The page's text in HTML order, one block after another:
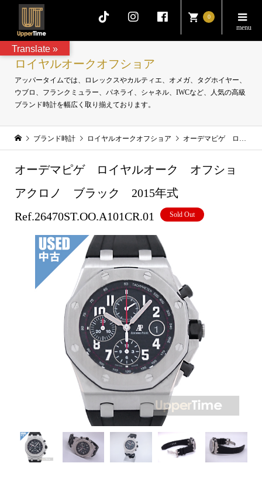
0
ロイヤルオークオフショア
アッパータイムでは、ロレックスやカルティエ、オメガ、タグホイヤー、
ウブロ、フランクミュラー、パネライ、シャネル、IWCなど、人気の高級
ブランド時計を幅広く取り揃えております。
ブランド時計 ロイヤルオークオフショア オーデマピゲ ロイヤルオーク オフショアクロノ ブラック 2015年式 Ref.26470ST.OO.A101CR.01
オーデマピゲ ロイヤルオーク オフショ
アクロノ ブラック 2015年式
Ref.26470ST.OO.A101CR.01
Sold Out
Translate »